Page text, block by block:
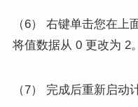
（6） 右键单击您在
将值数据从 0 更改为 2。
（7） 完成后重新启动